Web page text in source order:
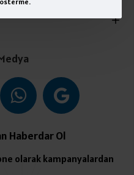
Haberdar Ol
olarak kampanyalardan